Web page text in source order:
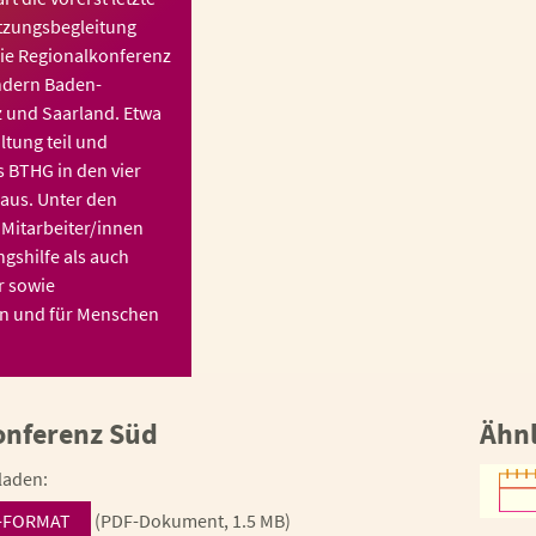
Regionalkonferenz
Baden-
Saarland. Etwa
teil und
in den vier
Unter den
innen
als auch
sowie
und für Menschen
Süd
(PDF-Dokument, 1.5 MB)